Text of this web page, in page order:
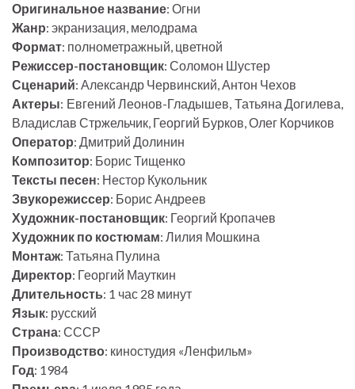
Оригинальное название: Огни
Жанр: экранизация, мелодрама
Формат: полнометражный, цветной
Режиссер-постановщик: Соломон Шустер
Сценарий: Александр Червинский, Антон Чехов
Актеры: Евгений Леонов-Гладышев, Татьяна Догилева,
Владислав Стржельчик, Георгий Бурков, Олег Корчиков
Оператор: Дмитрий Долинин
Композитор: Борис Тищенко
Тексты песен: Нестор Кукольник
Звукорежиссер: Борис Андреев
Художник-постановщик: Георгий Кропачев
Художник по костюмам: Лилия Мошкина
Монтаж: Татьяна Пулина
Директор: Георгий Мауткин
Длительность: 1 час 28 минут
Язык: русский
Страна: СССР
Производство: киностудия «Ленфильм»
Год: 1984